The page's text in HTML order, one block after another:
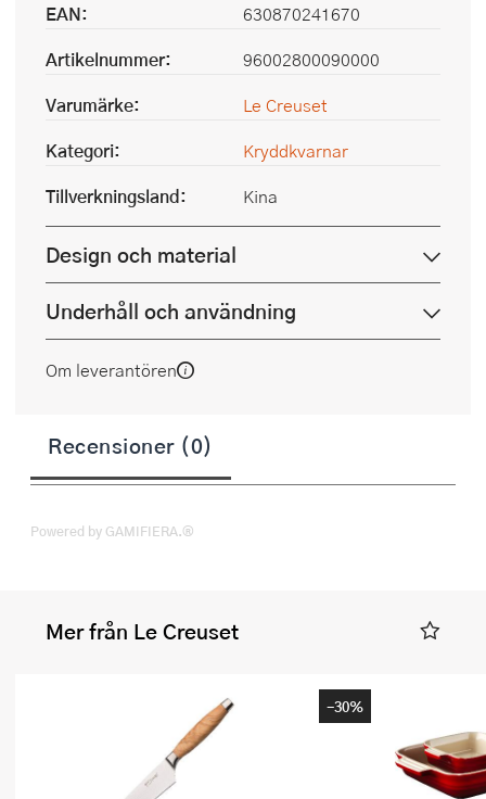
EAN:
630870241670
Artikelnummer:
96002800090000
Varumärke:
Le Creuset
Kategori:
Kryddkvarnar
Tillverkningsland:
Kina
Design och material
Underhåll och användning
Om leverantören
Recensioner (0)
Powered by GAMIFIERA.®
Mer från Le Creuset
-30%